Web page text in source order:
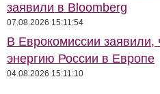
заявили в Bloomberg
07.08.2026 15:11:54
В Еврокомиссии заявили,
энергию России в Европе
04.08.2026 15:11:10